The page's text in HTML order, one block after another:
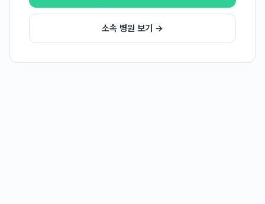
소속 병원 보기 →